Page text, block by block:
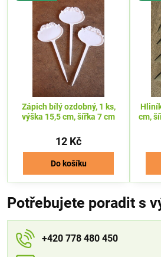
Zápich bílý ozdobný, 1 ks,
výška 15,5 cm, šířka 7 cm
12 Kč
Do košíku
cm,
Potřebujete poradit s
+420 778 480 450